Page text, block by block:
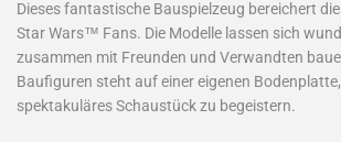
Dieses fantastische Bauspielzeug bereichert
Star Wars™ Fans. Die Modelle lassen sich
zusammen mit Freunden und Verwandten
Baufiguren steht auf einer eigenen
spektakuläres Schaustück zu begeistern.